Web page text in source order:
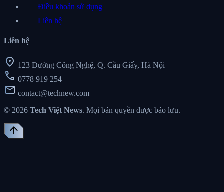
Điều khoản sử dụng
Liên hệ
Liên hệ
location_on 123 Đường Công Nghệ, Q. Cầu Giấy, Hà Nội
call 0778 919 254
mail contact@technew.com
© 2026 Tech Việt News. Mọi bản quyền được bảo lưu.
arrow_upward